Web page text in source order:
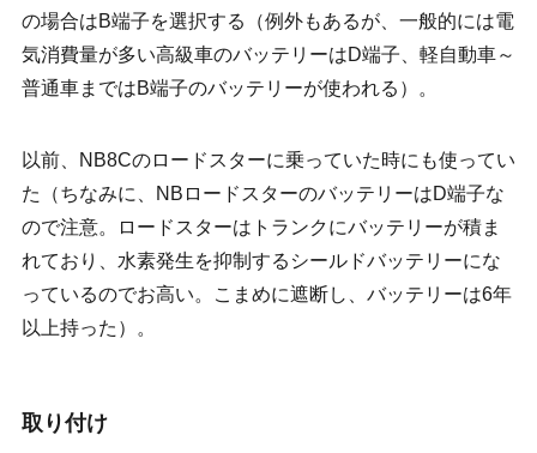
の場合はB端子を選択する（例外もあるが、一般的には電
気消費量が多い高級車のバッテリーはD端子、軽自動車～
普通車まではB端子のバッテリーが使われる）。
以前、NB8Cのロードスターに乗っていた時にも使ってい
た（ちなみに、NBロードスターのバッテリーはD端子な
ので注意。ロードスターはトランクにバッテリーが積ま
れており、水素発生を抑制するシールドバッテリーにな
っているのでお高い。こまめに遮断し、バッテリーは6年
以上持った）。
取り付け